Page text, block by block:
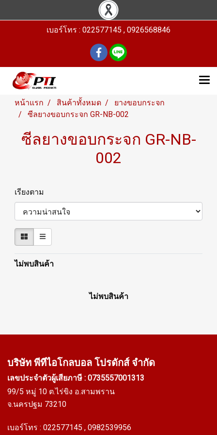
เบอร์โทร : 022577145 , 0926568846
หน้าแรก สินค้าทั้งหมด
ยางขอบกระจก
ซีลยางขอบกระจก GR-NB-002
ซีลยางขอบกระจก GR-NB-
002
เรียงตาม
ไม่พบสินค้า
ไม่พบสินค้า
บริษัท พีทีไอโกลบอล โปรดักส์ จำกัด
เลขประจำตัวผู้เสียภาษี : 0735557001313
99/5 หมู่ 10 ต.ไร่ขิง อ.สามพราน
จ.นครปฐม 73210
เบอร์โทร : 022577145 , 0982539956